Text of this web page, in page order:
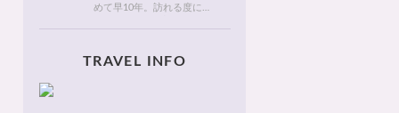
めて早10年。訪れる度に変
店・おしゃれなカフェやレ
TRAVEL INFO